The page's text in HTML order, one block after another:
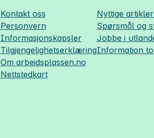
Kontakt oss
Personvern
Informasjonskapsler
Tilgjengelighetserklæring
Om arbeidsplassen.no
Nettstedkart
Nyttige
Spørsmål og
Jobbe i
Information